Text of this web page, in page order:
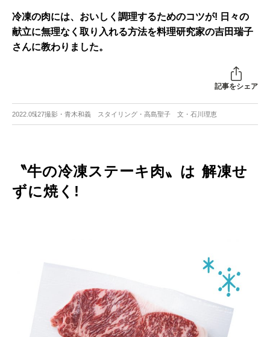
冷凍の肉には、おいしく調理するためのコツが! 日々の
献立に無理なく取り入れる方法を料理研究家の吉田瑞子
さんに教わりました。
記事をシェア
2022.05.27撮影・青木和義 スタイリング・高島聖子 文・石川理恵
〝牛の冷凍ステーキ肉〟は 解凍せ
ずに焼く!